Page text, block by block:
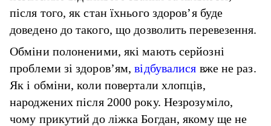
після того, як стан їхнього здоров’я буде
доведено до такого, що дозволить перевезення.
Обміни полоненими, які мають серйозні
проблеми зі здоров’ям,відбувалися вже не раз.
Як і обміни, коли повертали хлопців,
народжених після 2000 року. Незрозуміло,
чому прикутий до ліжка Богдан, якому ще не